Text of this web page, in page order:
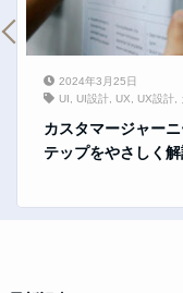
2024年3月25日
UI , UI設計, UX, UX設計,
カスタマージャー
テップをやさしく